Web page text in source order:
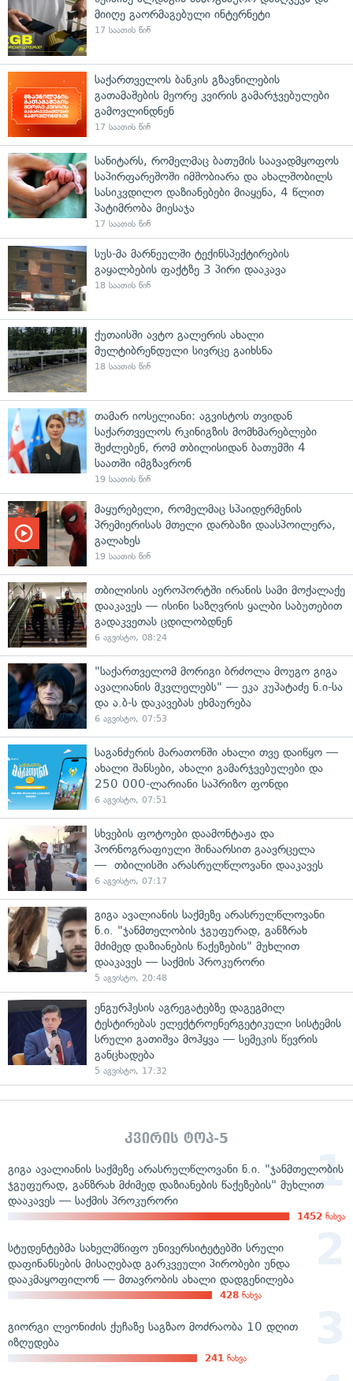
მიიღე გაორმაგებული ინტერნეტი
17 საათის წინ
საქართველოს ბანკის გზავნილების
გათამაშების მეორე კვირის გამარჯვებულები
გამოვლინდნენ
17 საათის წინ
სანიტარს, რომელმაც ბათუმის საავადმყოფოს
საპირფარეშოში იმშობიარა და ახალშობილს
სასიკვდილო დაზიანებები მიაყენა, 4 წლით
პატიმრობა მიესაჯა
17 საათის წინ
სუს-მა მარნეულში ტექინსპექტირების
გაყალბების ფაქტზე 3 პირი დააკავა
18 საათის წინ
ქუთაისში ავტო გალერის ახალი
მულტიბრენდული სივრცე გაიხსნა
18 საათის წინ
თამარ იოსელიანი: აგვისტოს თვიდან
საქართველოს რკინიგზის მომხმარებლები
შეძლებენ, რომ თბილისიდან ბათუმში 4
საათში იმგზავრონ
19 საათის წინ
მაყურებელი, რომელმაც სპაიდერმენის
პრემიერისას მთელი დარბაზი დაასპოილერა,
გალახეს
19 საათის წინ
თბილისის აეროპორტში ირანის სამი მოქალაქე
დააკავეს — ისინი საზღვრის ყალბი საბუთებით
გადაკვეთას ცდილობდნენ
6 აგვისტო, 08:24
"საქართველომ მორიგი ბრძოლა მოუგო გიგა
ავალიანის მკვლელებს" — ეკა კუპატაძე ნ.ი-სა
და ა.ბ-ს დაკავებას ეხმაურება
6 აგვისტო, 07:53
საგანძურის მარათონში ახალი თვე დაიწყო —
ახალი შანსები, ახალი გამარჯვებულები და
250 000-ლარიანი საპრიზო ფონდი
6 აგვისტო, 07:51
სხვების ფოტოები დაამონტაჟა და
პორნოგრაფიული შინაარსით გაავრცელა
— თბილისში არასრულწლოვანი დააკავეს
6 აგვისტო, 07:17
გიგა ავალიანის საქმეზე არასრულწლოვანი
ნ.ი. "ჯანმთელობის ჯგუფურად, განზრახ
მძიმედ დაზიანების წაქეზების" მუხლით
დააკავეს — საქმის პროკურორი
5 აგვისტო, 20:48
ენგურჰესის აგრეგატებზე დაგეგმილ
ტესტირებას ელექტროენერგეტიკული სისტემის
სრული გათიშვა მოჰყვა — სემეკის წევრის
განცხადება
5 აგვისტო, 17:32
კვირის ტოპ-5
გიგა ავალიანის საქმეზე არასრულწლოვანი ნ.ი. "ჯანმთელობის
ჯგუფურად, განზრახ მძიმედ დაზიანების წაქეზების" მუხლით
დააკავეს — საქმის პროკურორი
1452 ნახვა
სტუდენტებმა სახელმწიფო უნივერსიტეტებში სრული
დაფინანსების მისაღებად გარკვეული პირობები უნდა
დააკმაყოფილონ — მთავრობის ახალი დადგენილება
428 ნახვა
გიორგი ლეონიძის ქუჩაზე საგზაო მოძრაობა 10 დღით
იზღუდება
241 ნახვა